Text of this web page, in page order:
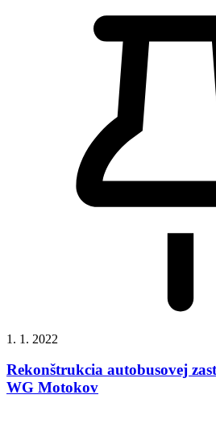
1. 1. 2022
Rekonštrukcia autobusovej
WG Motokov